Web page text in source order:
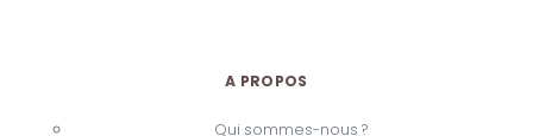
A PROPOS
Qui sommes-nous ?